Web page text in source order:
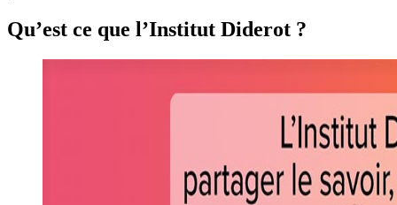
Qu’est ce que l’Institut Diderot ?